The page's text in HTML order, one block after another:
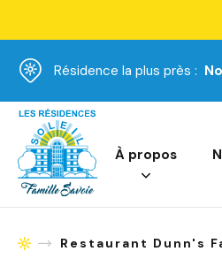
Résidence la plus près :
Accueil
À propos
AccueilRestaurant Dunn's